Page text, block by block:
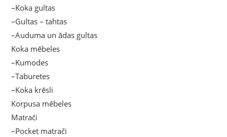
–Koka gultas
–Gultas – tahtas
–Auduma un ādas gultas
Koka mēbeles
–Kumodes
–Taburetes
–Koka krēsli
Korpusa mēbeles
Matrači
–Pocket matrači